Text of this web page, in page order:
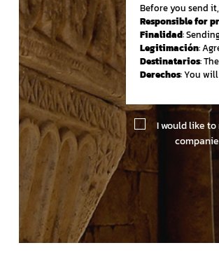
Before you send
Responsible for
Finalidad:
Legitimación:
Destinatarios:
Derechos: You
I would like